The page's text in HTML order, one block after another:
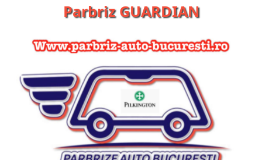
Parbriz GUARDIAN